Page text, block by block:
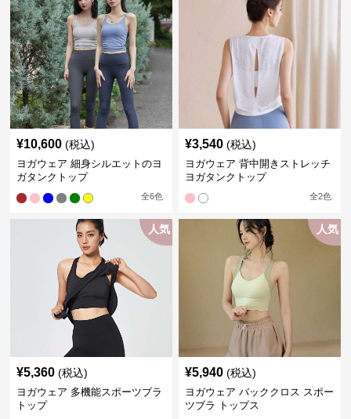
¥10,600 (税込)
ヨガウェア 細身シルエットのヨ
ガタンクトップ
全6色
¥3,540 (税込)
ヨガウェア 背中開きストレッチ
ヨガタンクトップ
全2色
人気
¥5,360 (税込)
ヨガウェア 多機能スポーツブラ
トップ
人気
¥5,940 (税込)
ヨガウェア バッククロス スポー
ツブラ トップス